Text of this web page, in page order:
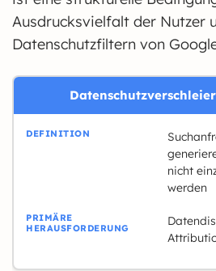
Ausdrucksvielfalt der Nutzer
Datenschutzfiltern von
nicht
werden